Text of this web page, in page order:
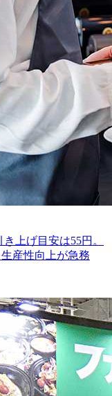
上げ目安は55円。
産性向上が急務